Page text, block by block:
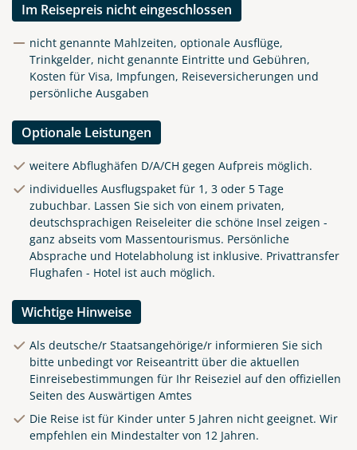
Im Reisepreis nicht eingeschlossen
nicht genannte Mahlzeiten, optionale Ausflüge,
Trinkgelder, nicht genannte Eintritte und Gebühren,
Kosten für Visa, Impfungen, Reiseversicherungen und
persönliche Ausgaben
Optionale Leistungen
weitere Abflughäfen D/A/CH gegen Aufpreis möglich.
individuelles Ausflugspaket für 1, 3 oder 5 Tage
zubuchbar. Lassen Sie sich von einem privaten,
deutschsprachigen Reiseleiter die schöne Insel zeigen -
ganz abseits vom Massentourismus. Persönliche
Absprache und Hotelabholung ist inklusive. Privattransfer
Flughafen - Hotel ist auch möglich.
Wichtige Hinweise
Als deutsche/r Staatsangehörige/r informieren Sie sich
bitte unbedingt vor Reiseantritt über die aktuellen
Einreisebestimmungen für Ihr Reiseziel auf den offiziellen
Seiten des Auswärtigen Amtes
Die Reise ist für Kinder unter 5 Jahren nicht geeignet. Wir
empfehlen ein Mindestalter von 12 Jahren.